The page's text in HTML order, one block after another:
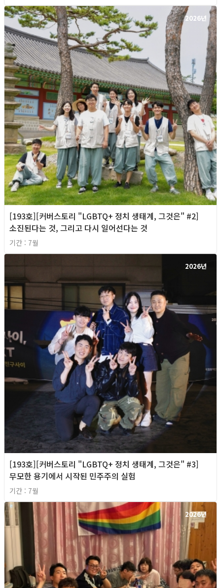
2026년
[193호][커버스토리 "LGBTQ+ 정치 생태계, 그것은" #2]
소진된다는 것, 그리고 다시 일어선다는 것
기간 : 7월
2026년
[193호][커버스토리 "LGBTQ+ 정치 생태계, 그것은" #3]
무모한 용기에서 시작된 민주주의 실험
기간 : 7월
2026년